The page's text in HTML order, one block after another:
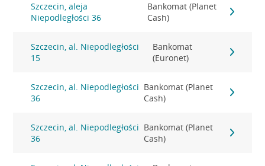
Szczecin, aleja
Niepodległości 36
Bankomat (Planet
Cash)
Szczecin, al. Niepodległości
15
Bankomat
(Euronet)
Szczecin, al. Niepodległości
36
Bankomat (Planet
Cash)
Szczecin, al. Niepodległości
36
Bankomat (Planet
Cash)